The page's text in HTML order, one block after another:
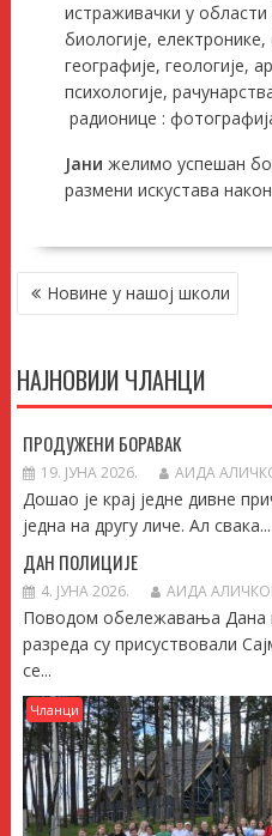
истраживачки у области
биологије,
географије, геологије,
психологије,
радионице :
Јани желимо успешан
размени искустава
КРЕТАЊЕ
ЧЛАНКА
Новине у нашој школи
НАЈНОВИЈИ ЧЛАНЦИ
ПРОДУЖЕНИ БОРАВАК
19. ЈУНА 2026. АИДА
Дошао је крај једне дивне
једна на другу личе. Ал свака...
ДАН ПОЛИЦИЈЕ
4. ЈУНА 2026. АИДА
Поводом обележавања Дана
разреда су присуствовали
се...
Чланци